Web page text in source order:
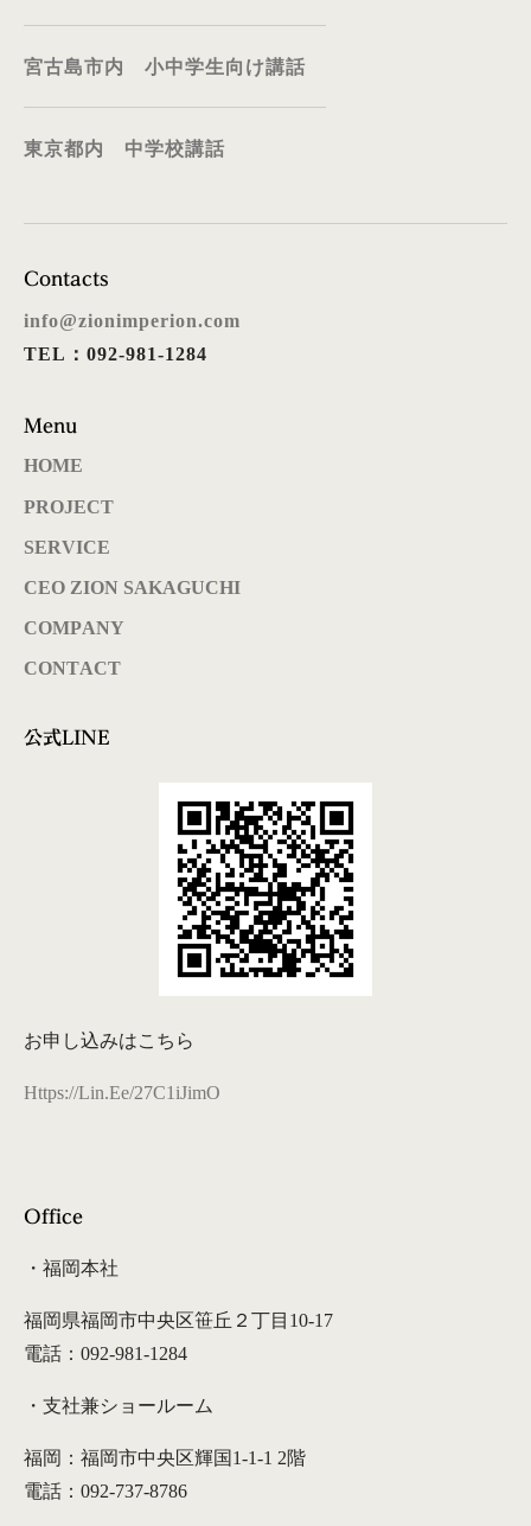
宮古島市内 小中学生向け講話
東京都内 中学校講話
Contacts
info@zionimperion.com
TEL：092-981-1284
Menu
HOME
PROJECT
SERVICE
CEO ZION SAKAGUCHI
COMPANY
CONTACT
公式LINE
お申し込みはこちら
Https://lin.ee/27C1iJimO
Office
・福岡本社
福岡県福岡市中央区笹丘２丁目10-17
電話：092-981-1284
・支社兼ショールーム
福岡：福岡市中央区輝国1-1-1 2階
電話：092-737-8786